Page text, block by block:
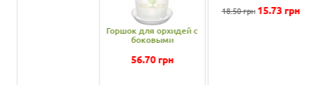
Горшок для орхидей с
прозрачный 2 л с
Цитокининовая паста